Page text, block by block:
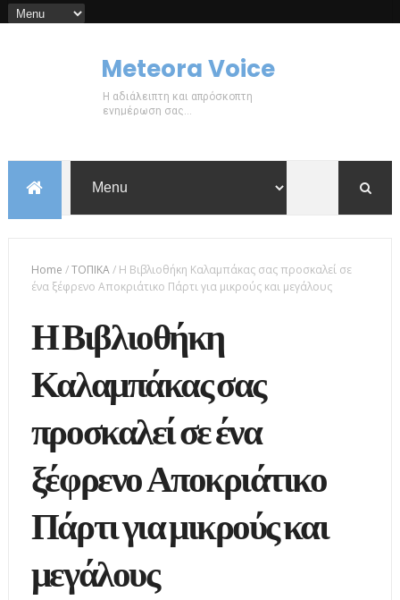
Meteora Voice
Η αδιάλειπτη και απρόσκοπτη
ενημέρωση σας...
Home /ΤΟΠΙΚΑ/ Η Βιβλιοθήκη Καλαμπάκας σας προσκαλεί σε
ένα ξέφρενο Αποκριάτικο Πάρτι για μικρούς και μεγάλους
Η Βιβλιοθήκη
Καλαμπάκας σας
προσκαλεί σε ένα
ξέφρενο Αποκριάτικο
Πάρτι για μικρούς και
μεγάλους